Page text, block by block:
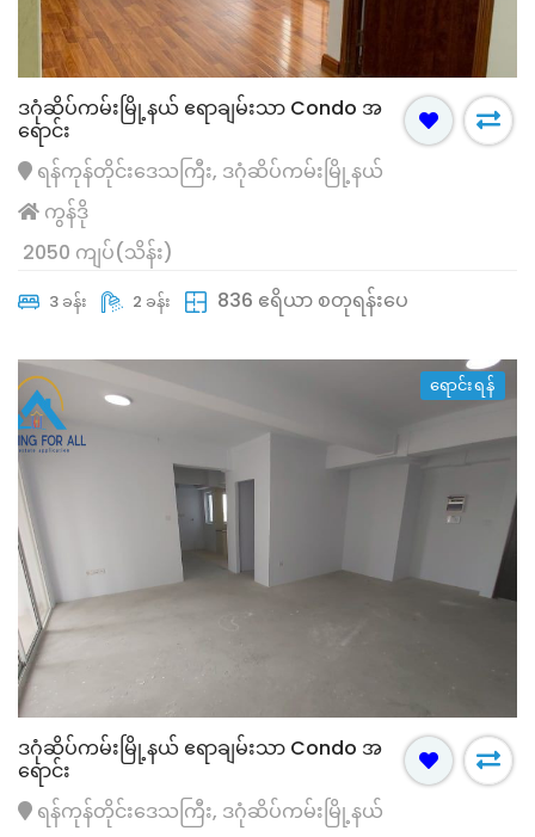
ဒဂုံဆိပ်ကမ်းမြို့နယ် ဧရာချမ်းသာ Condo အ
ရောင်း
ရန်ကုန်တိုင်းဒေသကြီး, ဒဂုံဆိပ်ကမ်းမြို့နယ်
ကွန်ဒို
2050 ကျပ်(သိန်း)
3 ခန်း 2 ခန်း 836 ဧရိယာ စတုရန်းပေ
ရောင်းရန်
ဒဂုံဆိပ်ကမ်းမြို့နယ် ဧရာချမ်းသာ Condo အ
ရောင်း
ရန်ကုန်တိုင်းဒေသကြီး, ဒဂုံဆိပ်ကမ်းမြို့နယ်